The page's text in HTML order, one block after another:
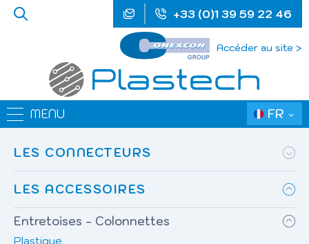
Accéder au site >
+33 (0)1 39 59 22 46
FR
MENU
LES CONNECTEURS
LES ACCESSOIRES
Entretoises - Colonnettes
Plastique